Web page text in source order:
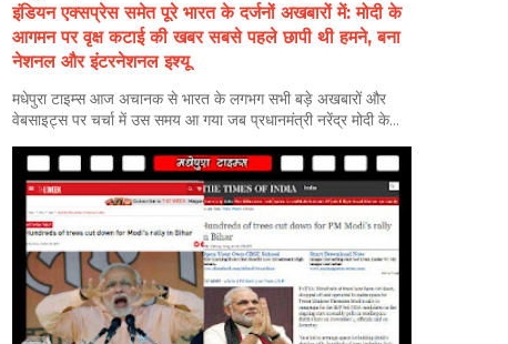
इंडियन एक्सप्रेस समेत पूरे भारत के दर्जनों अखबारों में: मोदी के
आगमन पर वृक्ष कटाई की खबर सबसे पहले छापी थी हमने, बना
नेशनल और इंटरनेशनल इश्यू
मधेपुरा टाइम्स आज अचानक से भारत के लगभग सभी बड़े अखबारों और
वेबसाइट्स पर चर्चा में उस समय आ गया जब प्रधानमंत्री नरेंद्र मोदी के...